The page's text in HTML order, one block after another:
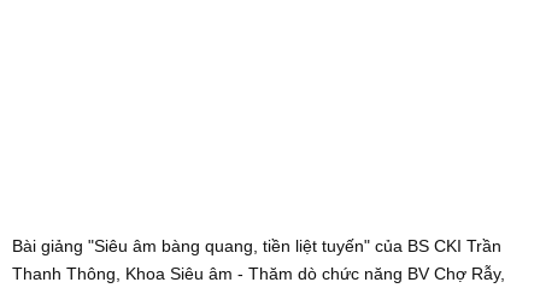
Bài giảng "Siêu âm bàng quang, tiền liệt tuyến" của BS CKI Trần
Thanh Thông, Khoa Siêu âm - Thăm dò chức năng BV Chợ Rẫy,